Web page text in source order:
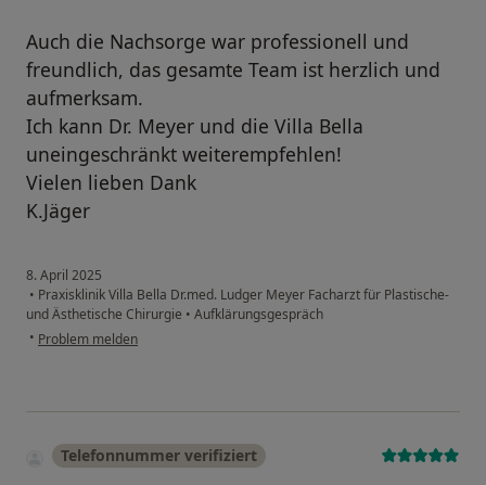
Auch die Nachsorge war professionell und
freundlich, das gesamte Team ist herzlich und
aufmerksam.
Ich kann Dr. Meyer und die Villa Bella
uneingeschränkt weiterempfehlen!
Vielen lieben Dank
K.Jäger
8. April 2025
• Praxisklinik Villa Bella Dr.med. Ludger Meyer Facharzt für Plastische-
und Ästhetische Chirurgie • Aufklärungsgespräch
• Problem melden
Telefonnummer verifiziert